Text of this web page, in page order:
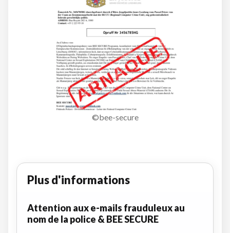
©bee-secure
Plus d'informations
Attention aux e-mails frauduleux au
nom de la police & BEE SECURE